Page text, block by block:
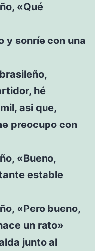
«Qué
y sonríe con una
hé
asi que,
preocupo con
«Bueno,
estable
«Pero bueno,
un rato»
junto al